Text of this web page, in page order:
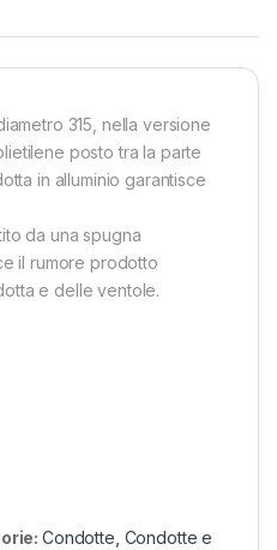
315, nella versione
posto tra la parte
in alluminio garantisce
da una spugna
il rumore prodotto
e delle ventole.
Condotte Condotte e